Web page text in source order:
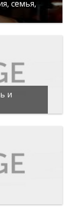
семья,
и